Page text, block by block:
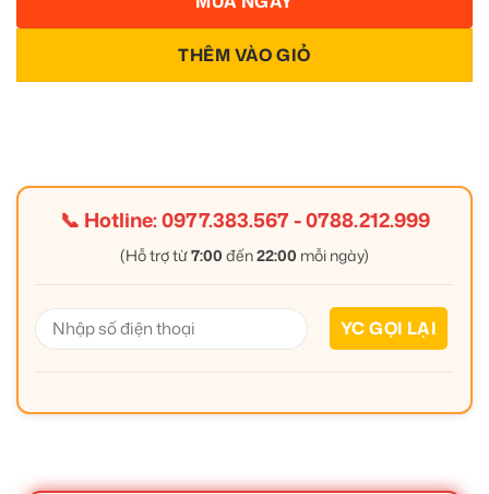
THÊM VÀO GIỎ
📞 Hotline:0977.383.567-0788.212.999
(Hỗ trợ từ7:00 đến22:00 mỗi ngày)